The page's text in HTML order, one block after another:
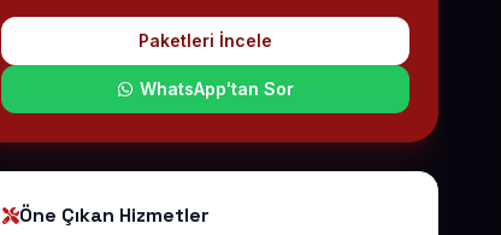
Paketleri İncele
WhatsApp'tan Sor
Öne Çıkan Hizmetler